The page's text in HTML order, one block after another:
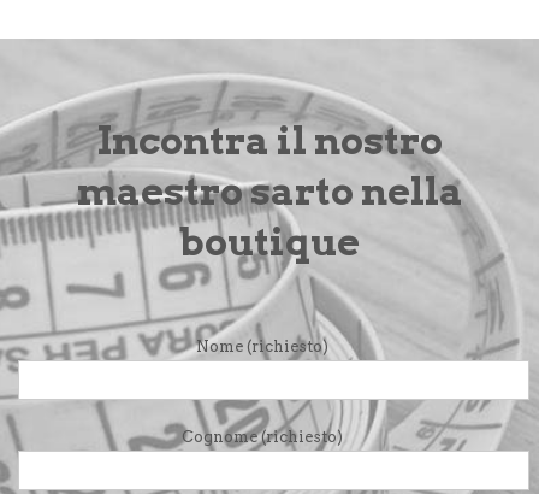
Incontra il nostro
maestro sarto nella
boutique
Nome (richiesto)
Cognome (richiesto)